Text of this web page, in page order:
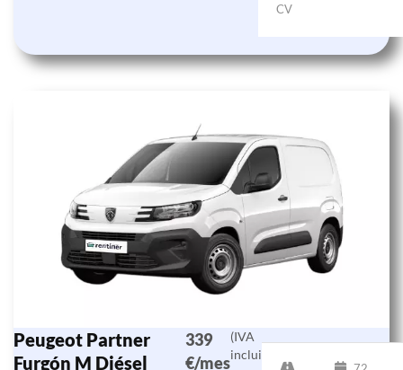
CV
Peugeot Partner
Furgón M Diésel
339
€/mes
(IVA
incluido)